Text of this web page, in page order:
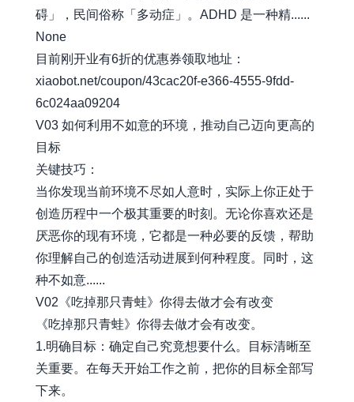
碍」，民间俗称「多动症」。ADHD 是一种精......
None
目前刚开业有6折的优惠券领取地址：
xiaobot.net/coupon/43cac20f-e366-4555-9fdd-
6c024aa09204
V03 如何利用不如意的环境，推动自己迈向更高的
目标
关键技巧：
当你发现当前环境不尽如人意时，实际上你正处于
创造历程中一个极其重要的时刻。无论你喜欢还是
厌恶你的现有环境，它都是一种必要的反馈，帮助
你理解自己的创造活动进展到何种程度。同时，这
种不如意......
V02《吃掉那只青蛙》你得去做才会有改变
《吃掉那只青蛙》你得去做才会有改变。
1.明确目标：确定自己究竟想要什么。目标清晰至
关重要。在每天开始工作之前，把你的目标全部写
下来。